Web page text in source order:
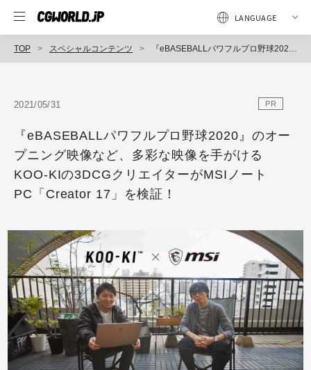
TOP スペシャルコンテンツ 『eBASEBALLパワフルプロ野球2020』のオープニング映像など、多彩な映像を手がけるKOO-KIの3DCGクリエイターがMSIノートPC「Creator 17」を検証！
2021/05/31 PR
『eBASEBALLパワフルプロ野球2020』のオー
プニング映像など、多彩な映像を手がける
KOO-KIの3DCGクリエイターがMSIノート
PC「Creator 17」を検証！